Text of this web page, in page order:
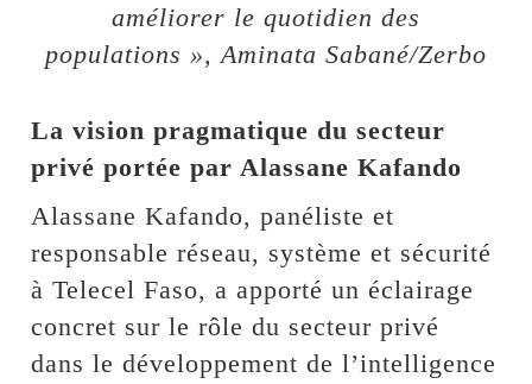
améliorer le quotidien des
populations », Aminata Sabané/Zerbo
La vision pragmatique du secteur
privé portée par Alassane Kafando
Alassane Kafando, panéliste et
responsable réseau, système et sécurité
à Telecel Faso, a apporté un éclairage
concret sur le rôle du secteur privé
dans le développement de l’intelligence